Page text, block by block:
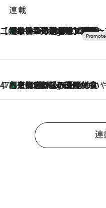
連載
【CREA×星野リゾート】唯一無二。癒しと発見が待つ場所へ
6 Hours Ago
【トンボの足水浴】ヒノキの香りに包まれて涼感マックス！約13℃の湧水かけ流しを避暑地「星野温泉 トンボの湯」で体験
47都道府県の手みやげ ひんやりスイーツで夏を満喫
8 Hours Ago
【京都府】この夏絶対食べたい 冷やしておいしいおやつ3選 ひと口目から心を掴む新緑のテリーヌ
連